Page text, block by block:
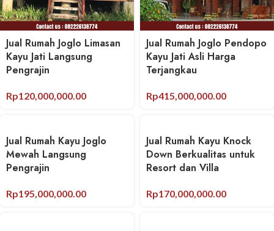
Jual Rumah Joglo Limasan
Kayu Jati Langsung
Pengrajin
Rp120,000,000.00
Jual Rumah Joglo Pendopo
Kayu Jati Asli Harga
Terjangkau
Rp415,000,000.00
Jual Rumah Kayu Joglo
Mewah Langsung
Pengrajin
Rp195,000,000.00
Jual Rumah Kayu Knock
Down Berkualitas untuk
Resort dan Villa
Rp170,000,000.00